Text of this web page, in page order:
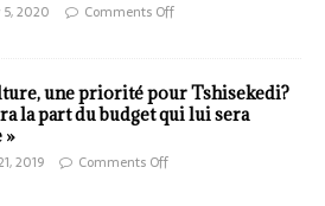
5, 2020 Comments Off
une priorité pour Tshisekedi?
la part du budget qui lui sera
»
2019 Comments Off